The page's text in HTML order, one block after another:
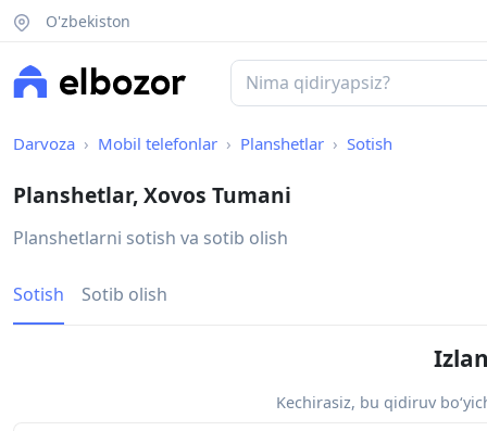
O'zbekiston
Darvoza Mobil telefonlar Planshetlar Sotish
Planshetlar, Xovos Tumani
Planshetlarni sotish va sotib olish
Sotish Sotib olish
Kechirasiz, bu qidiruv